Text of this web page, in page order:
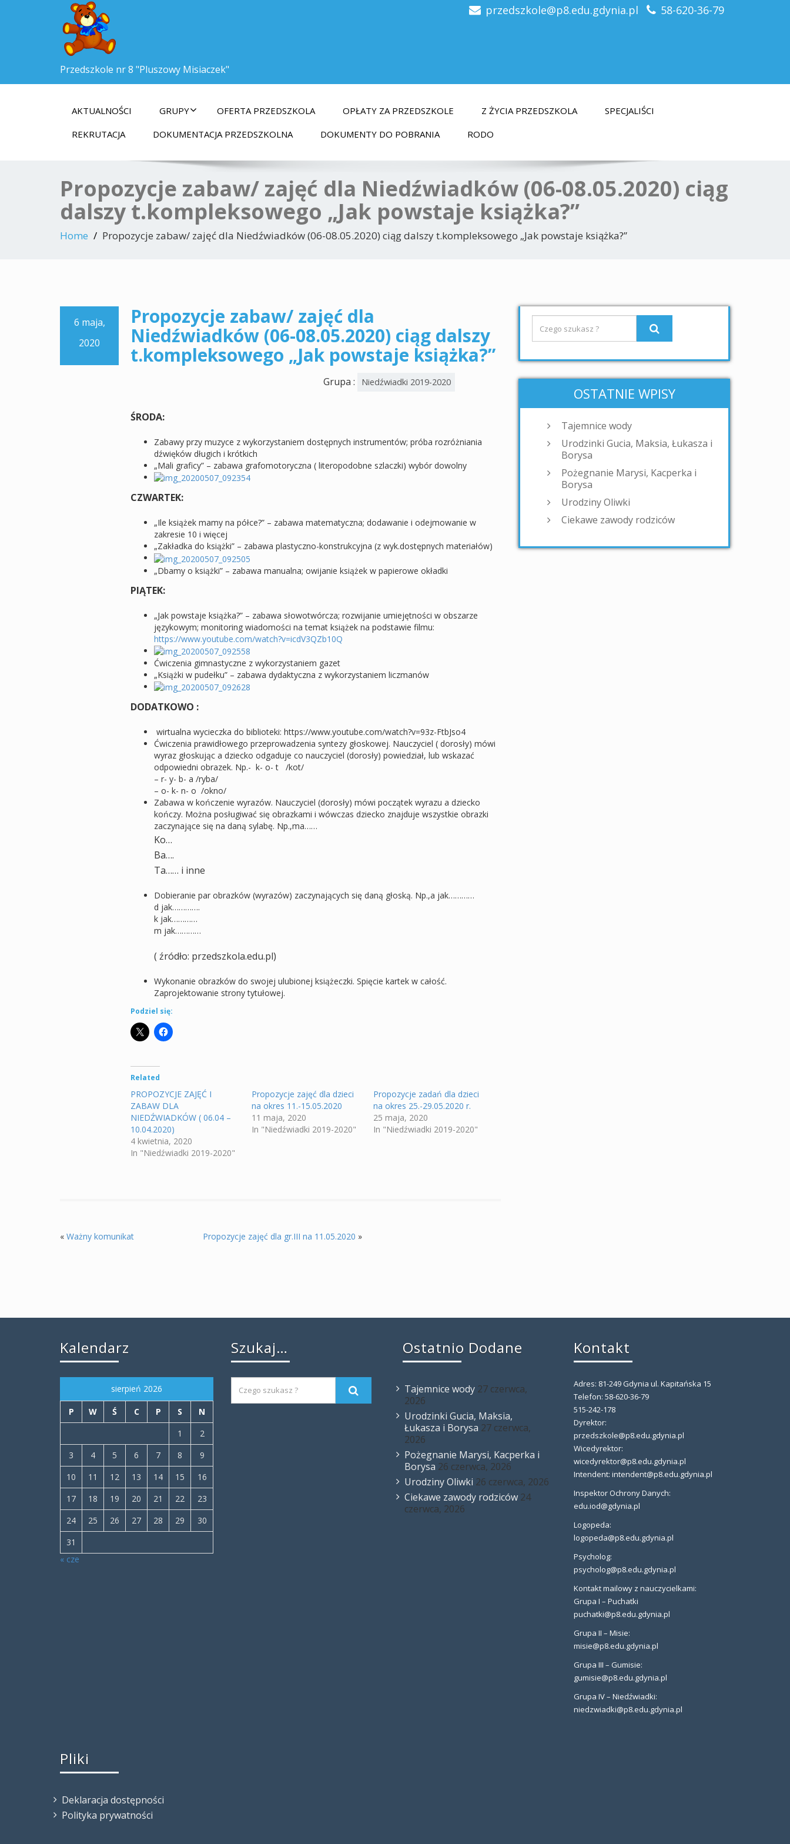
Przedszkole nr 8 "Pluszowy Misiaczek"
przedszkole@p8.edu.gdynia.pl 58-620-36-79
AKTUALNOŚCI GRUPY OFERTA PRZEDSZKOLA OPŁATY ZA PRZEDSZKOLE Z ŻYCIA PRZEDSZKOLA
SPECJALIŚCI
REKRUTACJA
DOKUMENTACJA PRZEDSZKOLNA DOKUMENTY DO POBRANIA RODO
Propozycje zabaw/ zajęć dla Niedźwiadków (06-08.05.2020) ciąg
dalszy t.kompleksowego „Jak powstaje książka?”
Home Propozycje zabaw/ zajęć dla Niedźwiadków (06-08.05.2020) ciąg dalszy t.kompleksowego „Jak powstaje książka?”
6 maja,
2020
Propozycje zabaw/ zajęć dla
Niedźwiadków (06-08.05.2020) ciąg dalszy
t.kompleksowego „Jak powstaje książka?”
Grupa : Niedźwiadki 2019-2020
ŚRODA:
Zabawy przy muzyce z wykorzystaniem dostępnych instrumentów; próba rozróżniania
dźwięków długich i krótkich
„Mali graficy” – zabawa grafomotoryczna ( literopodobne szlaczki) wybór dowolny
CZWARTEK:
„Ile książek mamy na półce?” – zabawa matematyczna; dodawanie i odejmowanie w
zakresie 10 i więcej
„Zakładka do książki” – zabawa plastyczno-konstrukcyjna (z wyk.dostępnych materiałów)
„Dbamy o książki” – zabawa manualna; owijanie książek w papierowe okładki
PIĄTEK:
„Jak powstaje książka?” – zabawa słowotwórcza; rozwijanie umiejętności w obszarze
językowym; monitoring wiadomości na temat książek na podstawie filmu:
https://www.youtube.com/watch?v=icdV3QZb10Q
Ćwiczenia gimnastyczne z wykorzystaniem gazet
„Książki w pudełku” – zabawa dydaktyczna z wykorzystaniem liczmanów
DODATKOWO :
wirtualna wycieczka do biblioteki: https://www.youtube.com/watch?v=93z-FtbJso4
Ćwiczenia prawidłowego przeprowadzenia syntezy głoskowej. Nauczyciel ( dorosły) mówi
wyraz głoskując a dziecko odgaduje co nauczyciel (dorosły) powiedział, lub wskazać
odpowiedni obrazek. Np.- k- o- t /kot/
– r- y- b- a /ryba/
– o- k- n- o /okno/
Zabawa w kończenie wyrazów. Nauczyciel (dorosły) mówi początek wyrazu a dziecko
kończy. Można posługiwać się obrazkami i wówczas dziecko znajduje wszystkie obrazki
zaczynające się na daną sylabę. Np.,ma……
Ko…
Ba….
Ta…… i inne
Dobieranie par obrazków (wyrazów) zaczynających się daną głoską. Np.,a jak…………
d jak………….
k jak…………
m jak…………
( źródło: przedszkola.edu.pl)
Wykonanie obrazków do swojej ulubionej książeczki. Spięcie kartek w całość.
Zaprojektowanie strony tytułowej.
Podziel się:
Related
PROPOZYCJE ZAJĘĆ I
ZABAW DLA
NIEDŹWIADKÓW ( 06.04 –
10.04.2020)
4 kwietnia, 2020
In "Niedźwiadki 2019-2020"
Propozycje zajęć dla dzieci
na okres 11.-15.05.2020
11 maja, 2020
In "Niedźwiadki 2019-2020"
Propozycje zadań dla dzieci
na okres 25.-29.05.2020 r.
25 maja, 2020
In "Niedźwiadki 2019-2020"
« Ważny komunikat Propozycje zajęć dla gr.III na 11.05.2020 »
OSTATNIE WPISY
Tajemnice wody
Urodzinki Gucia, Maksia, Łukasza i
Borysa
Pożegnanie Marysi, Kacperka i
Borysa
Urodziny Oliwki
Ciekawe zawody rodziców
Kalendarz
sierpień 2026
P W Ś C P S
N
1
2
3
4 5 6 7 8
9
10
11 12 13 14 15
16
17
18 19 20 21 22
23
24
25 26 27 28 29
30
31
« cze
Szukaj… Ostatnio Dodane
Tajemnice wody 27 czerwca,
2026
Urodzinki Gucia, Maksia,
Łukasza i Borysa 27 czerwca,
2026
Pożegnanie Marysi, Kacperka i
Borysa 26 czerwca, 2026
Urodziny Oliwki 26 czerwca, 2026
Ciekawe zawody rodziców 24
czerwca, 2026
Kontakt
Adres: 81-249 Gdynia ul. Kapitańska 15
Telefon: 58-620-36-79
515-242-178
Dyrektor:
przedszkole@p8.edu.gdynia.pl
Wicedyrektor:
wicedyrektor@p8.edu.gdynia.pl
Intendent: intendent@p8.edu.gdynia.pl
Inspektor Ochrony Danych:
edu.iod@gdynia.pl
Logopeda:
logopeda@p8.edu.gdynia.pl
Psycholog:
psycholog@p8.edu.gdynia.pl
Kontakt mailowy z nauczycielkami:
Grupa I – Puchatki
puchatki@p8.edu.gdynia.pl
Grupa II – Misie:
misie@p8.edu.gdynia.pl
Grupa III – Gumisie:
gumisie@p8.edu.gdynia.pl
Grupa IV – Niedźwiadki:
niedzwiadki@p8.edu.gdynia.pl
Pliki
Deklaracja dostępności
Polityka prywatności